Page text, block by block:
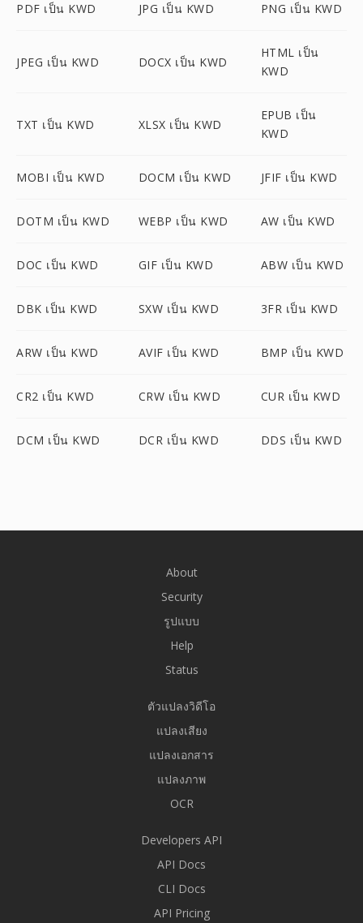
PDF เป็น KWD JPG เป็น KWD PNG เป็น KWD
JPEG เป็น KWD DOCX เป็น KWD
HTML เป็น
KWD
TXT เป็น KWD XLSX เป็น KWD
EPUB เป็น
KWD
MOBI เป็น KWD DOCM เป็น KWD JFIF เป็น KWD
DOTM เป็น KWD WEBP เป็น KWD AW เป็น KWD
DOC เป็น KWD GIF เป็น KWD ABW เป็น KWD
DBK เป็น KWD SXW เป็น KWD 3FR เป็น KWD
ARW เป็น KWD AVIF เป็น KWD BMP เป็น KWD
CR2 เป็น KWD CRW เป็น KWD CUR เป็น KWD
DCM เป็น KWD DCR เป็น KWD DDS เป็น KWD
About
Security
รูปแบบ
Help
Status
ตัวแปลงวิดีโอ
แปลงเสียง
แปลงเอกสาร
แปลงภาพ
OCR
Developers API
API Docs
CLI Docs
API Pricing